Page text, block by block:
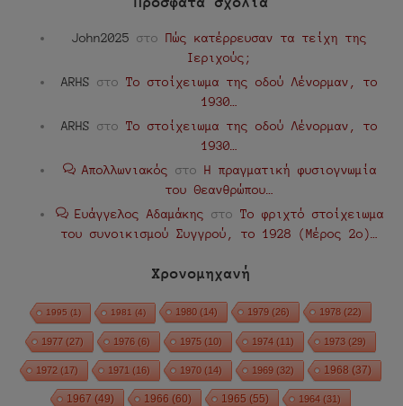
John2025 στο Πώς κατέρρευσαν τα τείχη της
Ιεριχούς;
ARHS στο Το στοίχειωμα της οδού Λένορμαν, το
1930…
ARHS στο Το στοίχειωμα της οδού Λένορμαν, το
1930…
Απολλωνιακός στο Η πραγματική φυσιογνωμία
του Θεανθρώπου…
Ευάγγελος Αδαμάκης στο Το φριχτό στοίχειωμα
του συνοικισμού Συγγρού, το 1928 (Μέρος 2ο)…
Χρονομηχανή
1995 (1) 1981 (4) 1980 (14) 1979 (26) 1978 (22)
1977 (27) 1976 (6) 1975 (10) 1974 (11) 1973 (29)
1972 (17) 1971 (16) 1970 (14) 1969 (32) 1968 (37)
1967 (49) 1966 (60) 1965 (55) 1964 (31)